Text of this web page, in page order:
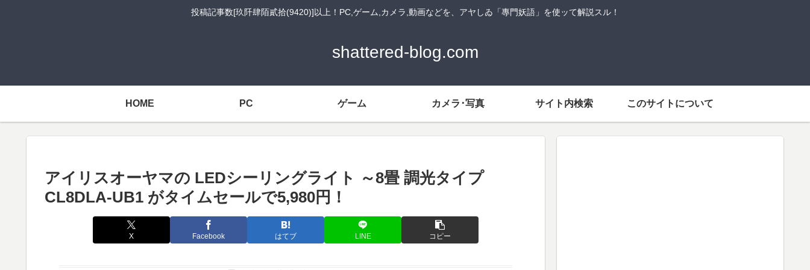
投稿記事数[玖阡肆陌貳拾(9420)]以上！PC,ゲーム,カメラ,動画などを、アヤしゐ「專門妖語」を使ッて解説スル！
shattered-blog.com
HOME PC ゲーム カメラ･写真 サイト内検索 このサイトについて
アイリスオーヤマの LEDシーリングライト ～8畳 調光タイプ
CL8DLA-UB1 がタイムセールで5,980円！
X Facebook はてブ LINE コピー